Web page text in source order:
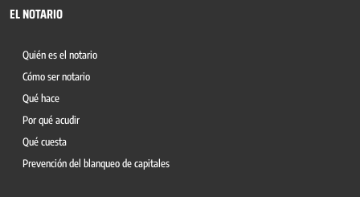
EL NOTARIO
Quién es el notario
Cómo ser notario
Qué hace
Por qué acudir
Qué cuesta
Prevención del blanqueo de capitales